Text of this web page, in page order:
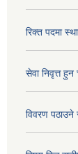
रिक्त पदमा
सेवा निवृत्त
विवरण पठाउने